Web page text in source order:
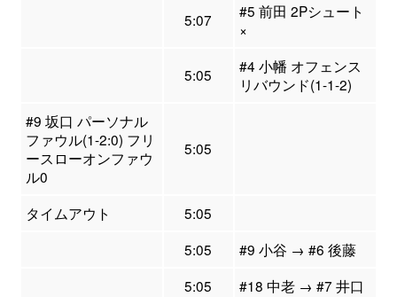
5:07
#5 前田 2Pシュート
×
5:05
#4 小幡 オフェンス
リバウンド(1-1-2)
#9 坂口 パーソナル
ファウル(1-2:0) フリ
ースローオンファウ
ル0
5:05
タイムアウト
5:05
5:05
#9 小谷 → #6 後藤
5:05
#18 中老 → #7 井口